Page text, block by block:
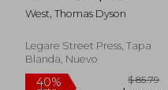
Exposition of the
Processes Involved
West, Thomas Dyson
Legare Street Press, Tapa
Blanda, Nuevo